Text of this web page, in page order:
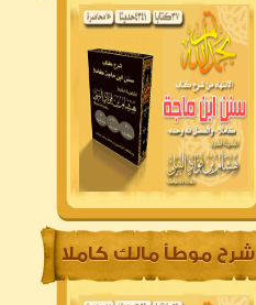
شرح موطأ مالك كاملا